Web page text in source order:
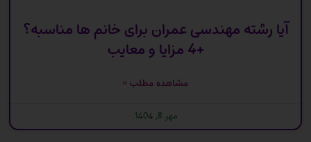
آیا رشته مهندسی عمران برای خانم ها مناسبه؟
+4 مزایا و معایب
مشاهده مطلب »
مهر 8, 1404